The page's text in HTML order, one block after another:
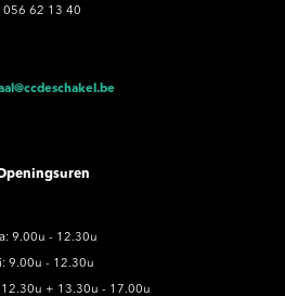
056 62 13 40
9.00u - 12.30u
9.00u - 12.30u
+ 13.30u - 17.00u